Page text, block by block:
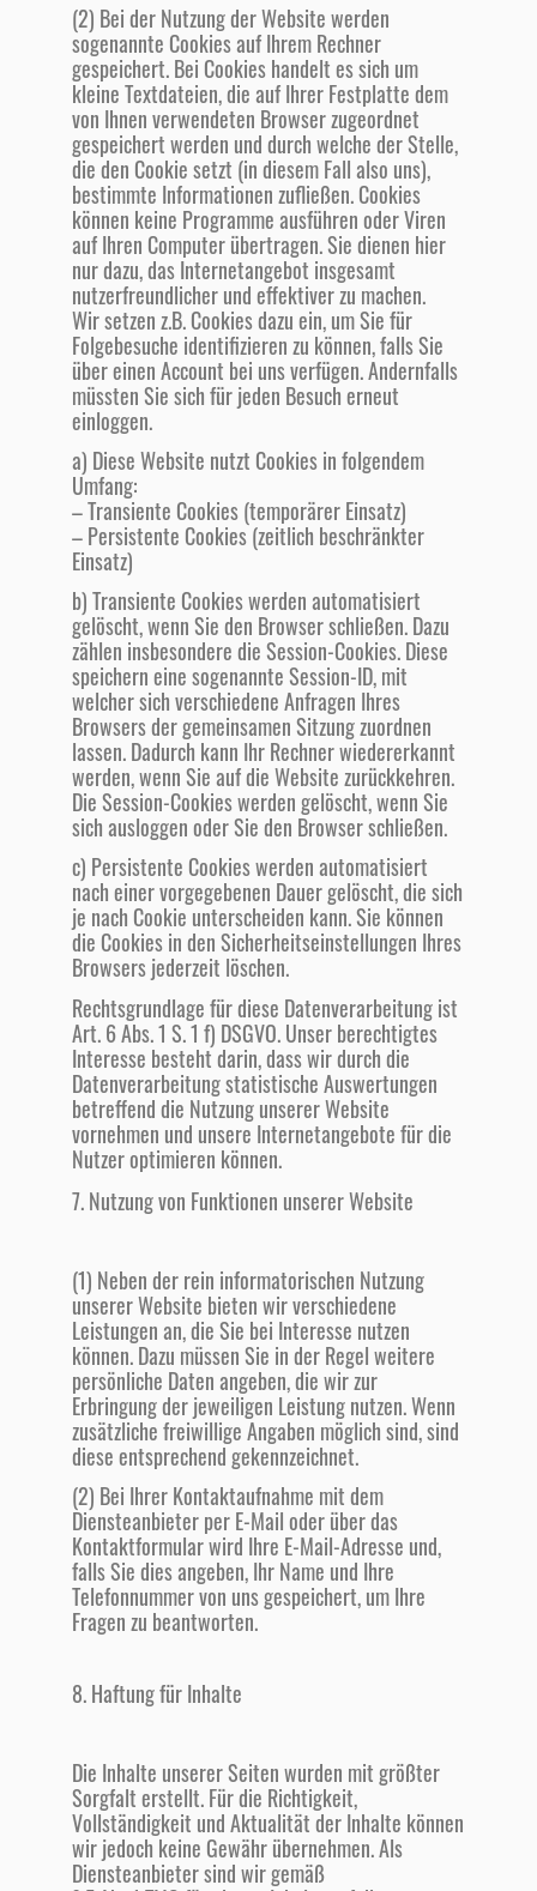
(2) Bei der Nutzung der Website werden
sogenannte Cookies auf Ihrem Rechner
gespeichert. Bei Cookies handelt es sich um
kleine Textdateien, die auf Ihrer Festplatte dem
von Ihnen verwendeten Browser zugeordnet
gespeichert werden und durch welche der Stelle,
die den Cookie setzt (in diesem Fall also uns),
bestimmte Informationen zufließen. Cookies
können keine Programme ausführen oder Viren
auf Ihren Computer übertragen. Sie dienen hier
nur dazu, das Internetangebot insgesamt
nutzerfreundlicher und effektiver zu machen.
Wir setzen z.B. Cookies dazu ein, um Sie für
Folgebesuche identifizieren zu können, falls Sie
über einen Account bei uns verfügen. Andernfalls
müssten Sie sich für jeden Besuch erneut
einloggen.
a) Diese Website nutzt Cookies in folgendem
Umfang:
– Transiente Cookies (temporärer Einsatz)
– Persistente Cookies (zeitlich beschränkter
Einsatz)
b) Transiente Cookies werden automatisiert
gelöscht, wenn Sie den Browser schließen. Dazu
zählen insbesondere die Session-Cookies. Diese
speichern eine sogenannte Session-ID, mit
welcher sich verschiedene Anfragen Ihres
Browsers der gemeinsamen Sitzung zuordnen
lassen. Dadurch kann Ihr Rechner wiedererkannt
werden, wenn Sie auf die Website zurückkehren.
Die Session-Cookies werden gelöscht, wenn Sie
sich ausloggen oder Sie den Browser schließen.
c) Persistente Cookies werden automatisiert
nach einer vorgegebenen Dauer gelöscht, die sich
je nach Cookie unterscheiden kann. Sie können
die Cookies in den Sicherheitseinstellungen Ihres
Browsers jederzeit löschen.
Rechtsgrundlage für diese Datenverarbeitung ist
Art. 6 Abs. 1 S. 1 f) DSGVO. Unser berechtigtes
Interesse besteht darin, dass wir durch die
Datenverarbeitung statistische Auswertungen
betreffend die Nutzung unserer Website
vornehmen und unsere Internetangebote für die
Nutzer optimieren können.
7. Nutzung von Funktionen unserer Website
(1) Neben der rein informatorischen Nutzung
unserer Website bieten wir verschiedene
Leistungen an, die Sie bei Interesse nutzen
können. Dazu müssen Sie in der Regel weitere
persönliche Daten angeben, die wir zur
Erbringung der jeweiligen Leistung nutzen. Wenn
zusätzliche freiwillige Angaben möglich sind, sind
diese entsprechend gekennzeichnet.
(2) Bei Ihrer Kontaktaufnahme mit dem
Diensteanbieter per E-Mail oder über das
Kontaktformular wird Ihre E-Mail-Adresse und,
falls Sie dies angeben, Ihr Name und Ihre
Telefonnummer von uns gespeichert, um Ihre
Fragen zu beantworten.
8. Haftung für Inhalte
Die Inhalte unserer Seiten wurden mit größter
Sorgfalt erstellt. Für die Richtigkeit,
Vollständigkeit und Aktualität der Inhalte können
wir jedoch keine Gewähr übernehmen. Als
Diensteanbieter sind wir gemäß